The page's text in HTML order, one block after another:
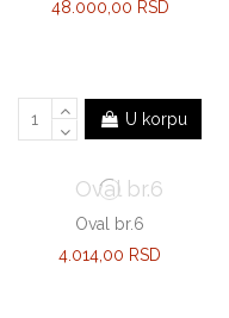
48.000,00 RSD
U korpu
Oval br.6
4.014,00 RSD